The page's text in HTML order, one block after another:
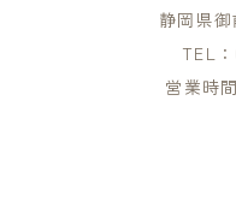
静岡県
TEL：
営業時